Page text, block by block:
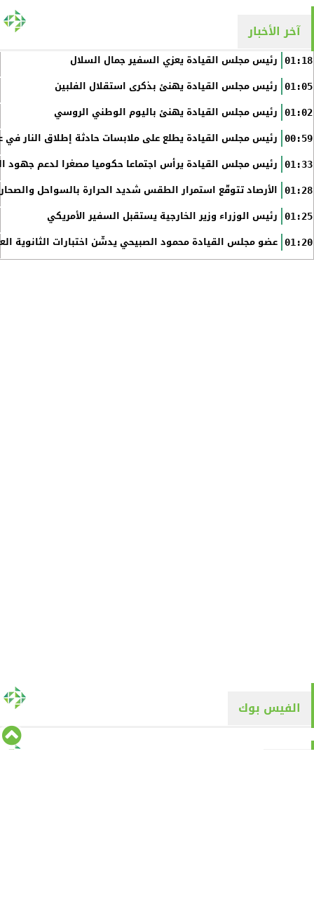
آخر الأخبار
01:18 رئيس مجلس القيادة يعزي السفير جمال السلال
01:05 رئيس مجلس القيادة يهنئ بذكرى استقلال الفلبين
01:02 رئيس مجلس القيادة يهنئ باليوم الوطني الروسي
00:59 رئيس مجلس القيادة يطلع على ملابسات حادثة إطلاق النار في
01:33 رئيس مجلس القيادة يرأس اجتماعا حكوميا مصغرا لدعم جهود
01:28 الأرصاد تتوقّع استمرار الطقس شديد الحرارة بالسواحل
01:25 رئيس الوزراء وزير الخارجية يستقبل السفير الأمريكي
01:20 عضو مجلس القيادة محمود الصبيحي يدشّن اختبارات الثانوية
الفيس بوك